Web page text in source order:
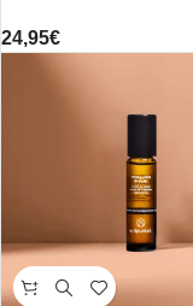
24,95€